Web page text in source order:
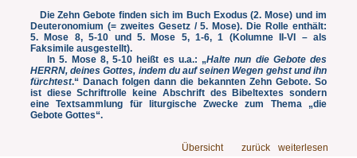
Die Zehn Gebote finden sich im Buch Exodus (2. Mose) und im
Deuteronomium (= zweites Gesetz / 5. Mose). Die Rolle enthält:
5. Mose 8, 5-10 und 5. Mose 5, 1-6, 1 (Kolumne II-VI – als
Faksimile ausgestellt).
In 5. Mose 8, 5-10 heißt es u.a.: „Halte nun die Gebote des
HERRN, deines Gottes, indem du auf seinen Wegen gehst und ihn
fürchtest.“ Danach folgen dann die bekannten Zehn Gebote. So
ist diese Schriftrolle keine Abschrift des Bibeltextes sondern
eine Textsammlung für liturgische Zwecke zum Thema „die
Gebote Gottes“.
Übersicht zurück weiterlesen